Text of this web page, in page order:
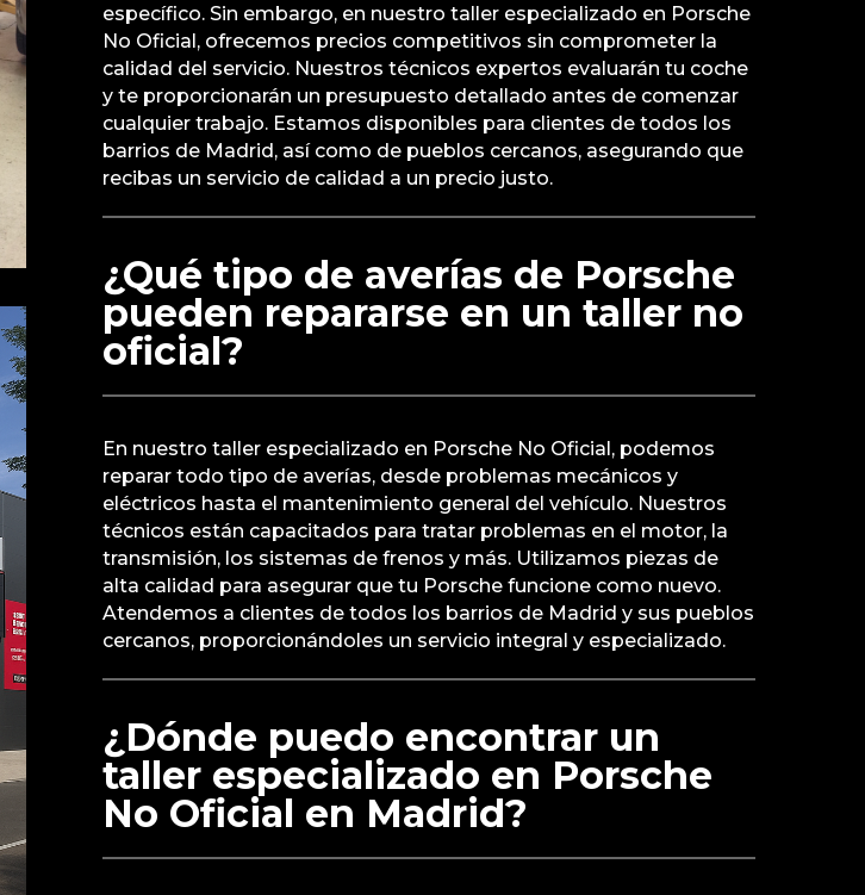
específico. Sin embargo, en nuestro taller especializado en Porsche
No Oficial, ofrecemos precios competitivos sin comprometer la
calidad del servicio. Nuestros técnicos expertos evaluarán tu coche
y te proporcionarán un presupuesto detallado antes de comenzar
cualquier trabajo. Estamos disponibles para clientes de todos los
barrios de Madrid, así como de pueblos cercanos, asegurando que
recibas un servicio de calidad a un precio justo.
¿Qué tipo de averías de Porsche
pueden repararse en un taller no
oficial?
En nuestro taller especializado en Porsche No Oficial, podemos
reparar todo tipo de averías, desde problemas mecánicos y
eléctricos hasta el mantenimiento general del vehículo. Nuestros
técnicos están capacitados para tratar problemas en el motor, la
transmisión, los sistemas de frenos y más. Utilizamos piezas de
alta calidad para asegurar que tu Porsche funcione como nuevo.
Atendemos a clientes de todos los barrios de Madrid y sus pueblos
cercanos, proporcionándoles un servicio integral y especializado.
¿Dónde puedo encontrar un
taller especializado en Porsche
No Oficial en Madrid?